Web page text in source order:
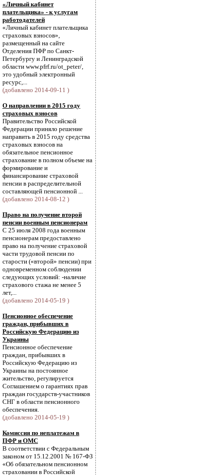
«Личный кабинет
плательщика» - к услугам
работодателей
«Личный кабинет плательщика
страховых взносов»,
размещенный на сайте
Отделения ПФР по Санкт-
Петербургу и Ленинградской
области www.pfrf.ru/ot_peter/,
это удобный электронный
ресурс,...
(добавлено 2014-09-11 )
О направлении в 2015 году
страховых взносов
Правительство Российской
Федерации приняло решение
направить в 2015 году средства
страховых взносов на
обязательное пенсионное
страхование в полном объеме на
формирование и
финансирование страховой
пенсии в распределительной
составляющей пенсионной ...
(добавлено 2014-08-12 )
Право на получение второй
пенсии военным пенсионерам
С 25 июля 2008 года военным
пенсионерам предоставлено
право на получение страховой
части трудовой пенсии по
старости («второй» пенсии) при
одновременном соблюдении
следующих условий: -наличие
страхового стажа не менее 5
лет,...
(добавлено 2014-05-19 )
Пенсионное обеспечение
граждан, прибывших в
Российскую Федерацию из
Украины
Пенсионное обеспечение
граждан, прибывших в
Российскую Федерацию из
Украины на постоянное
жительство, регулируется
Соглашением о гарантиях прав
граждан государств-участников
СНГ в области пенсионного
обеспечения.
(добавлено 2014-05-19 )
Комиссия по неплатежам в
ПФР и ОМС
В соответствии с Федеральным
законом от 15.12.2001 № 167-ФЗ
«Об обязательном пенсионном
страховании в Российской